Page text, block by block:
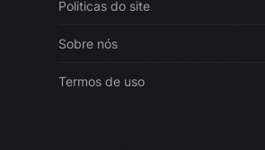
Politicas do site
Sobre nós
Termos de uso